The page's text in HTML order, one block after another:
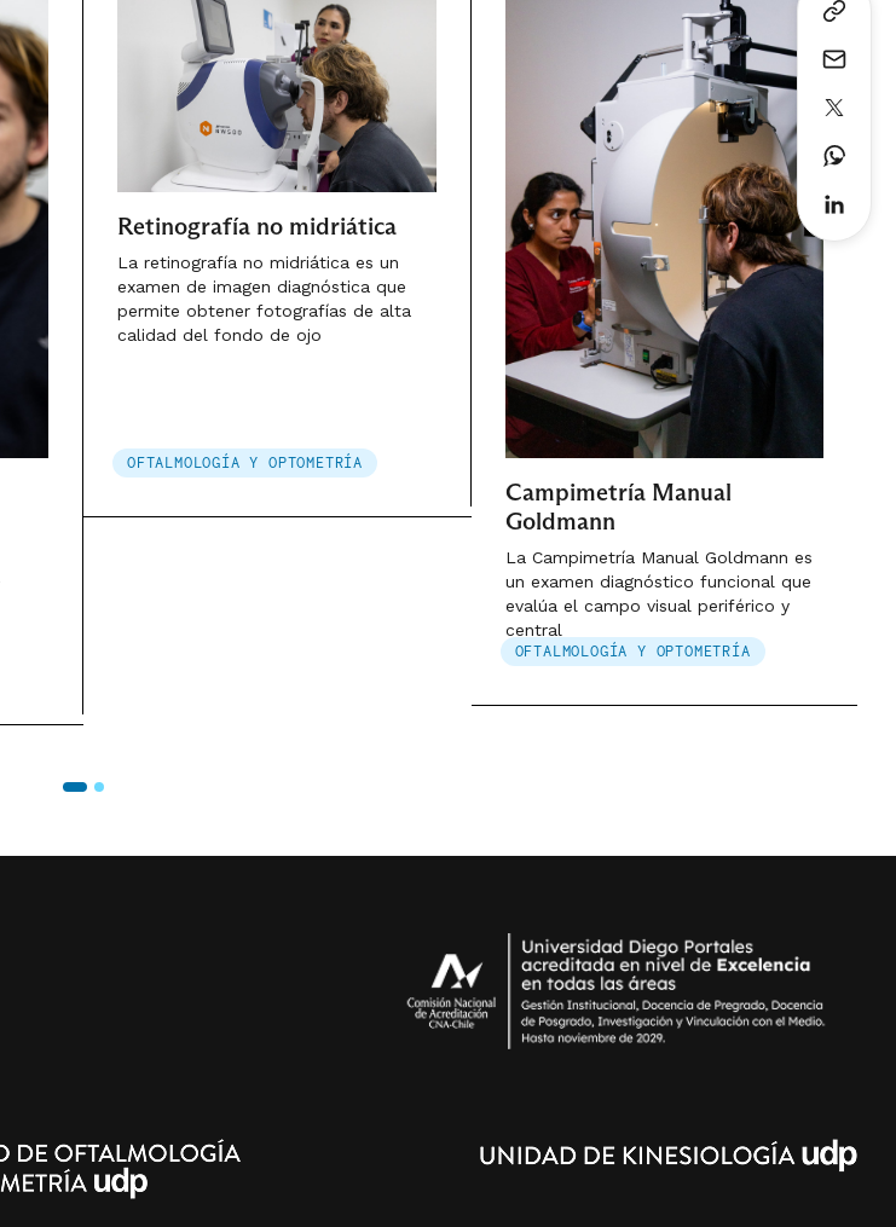
Retinografía no midriática
La retinografía no midriática es un
examen de imagen diagnóstica que
permite obtener fotografías de alta
calidad del fondo de ojo
OFTALMOLOGÍA Y OPTOMETRÍA
Campimetría Manual
Goldmann
La Campimetría Manual Goldmann es
un examen diagnóstico funcional que
evalúa el campo visual periférico y
central
OFTALMOLOGÍA Y OPTOMETRÍA